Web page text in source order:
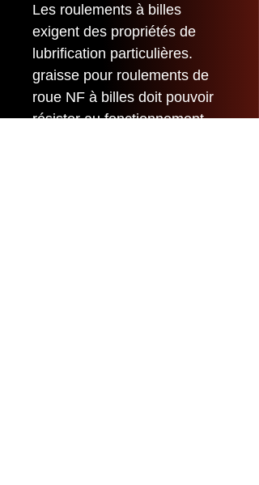
Les roulements à billes
exigent des propriétés de
lubrification particulières.
graisse pour roulements de
roue NF à billes doit pouvoir
résister au fonctionnement